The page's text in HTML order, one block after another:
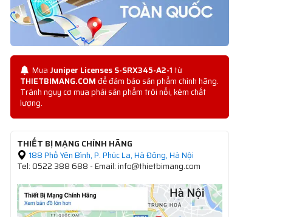
Mua Juniper Licenses S-SRX345-A2-1từ
THIETBIMANG.COMđể đảm bảo sản phẩm chính hãng.
Tránh nguy cơ mua phải sản phẩm trôi nổi, kém chất
lượng.
THIẾT BỊ MẠNG CHÍNH HÃNG
188 Phố Yên Bình, P. Phúc La, Hà Đông, Hà Nội
Tel: 0522 388 688 - Email: info@thietbimang.com